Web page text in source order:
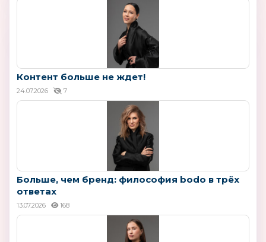
Контент больше не ждет!
24.07.2026 7
Больше, чем бренд: философия bodo в трёх
ответах
13.07.2026 168